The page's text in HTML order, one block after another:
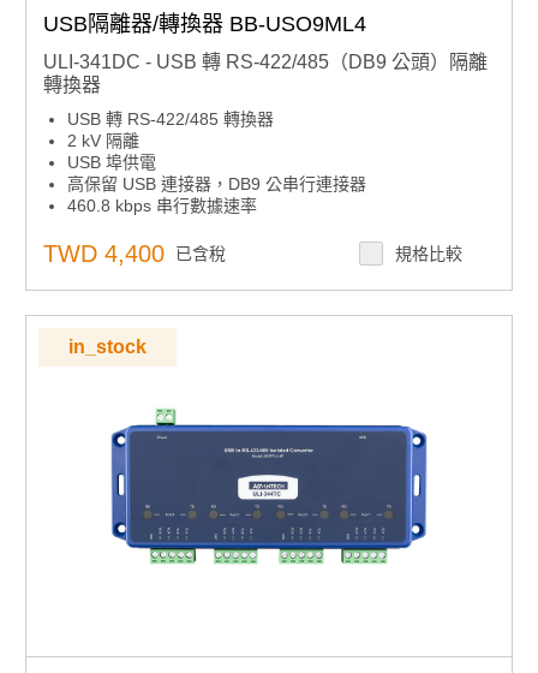
USB隔離器/轉換器 BB-USO9ML4
ULI-341DC - USB 轉 RS-422/485（DB9 公頭）隔離
轉換器
USB 轉 RS-422/485 轉換器
2 kV 隔離
USB 埠供電
高保留 USB 連接器，DB9 公串行連接器
460.8 kbps 串行數據速率
TWD 4,400 已含稅 規格比較
in_stock